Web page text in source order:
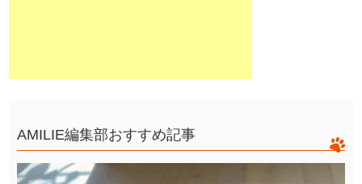
AMILIE編集部おすすめ記事